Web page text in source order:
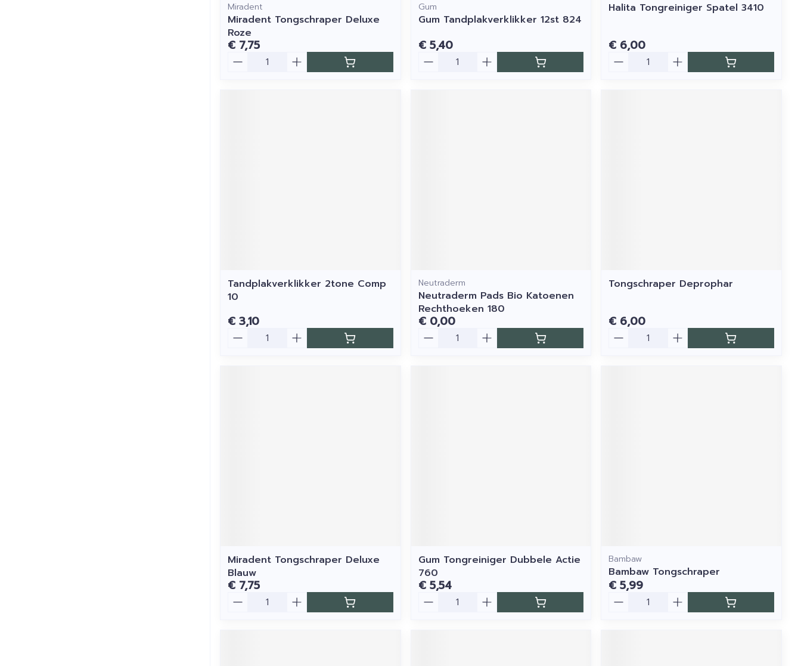
Miradent
Miradent Tongschraper Deluxe
Roze
€ 7,75
Gum
Gum Tandplakverklikker 12st 824
€ 5,40
Halita Tongreiniger Spatel 3410
€ 6,00
Tandplakverklikker 2tone Comp
10
€ 3,10
Neutraderm
Neutraderm Pads Bio Katoenen
Rechthoeken 180
€ 0,00
Tongschraper Deprophar
€ 6,00
Miradent Tongschraper Deluxe
Blauw
€ 7,75
Gum Tongreiniger Dubbele Actie
760
€ 5,54
Bambaw
Bambaw Tongschraper
€ 5,99